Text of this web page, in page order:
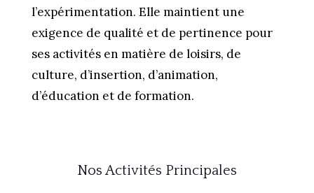
l’expérimentation. Elle maintient une
exigence de qualité et de pertinence pour
ses activités en matière de loisirs, de
culture, d’insertion, d’animation,
d’éducation et de formation.
Nos Activités Principales